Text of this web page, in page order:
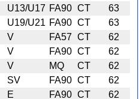
U13/U17 FA90 CT
63
U19/U21 FA90 CT
63
V FA57 CT
62
V FA90 CT
62
V MQ CT
62
SV FA90 CT
62
E FA90 CT
62